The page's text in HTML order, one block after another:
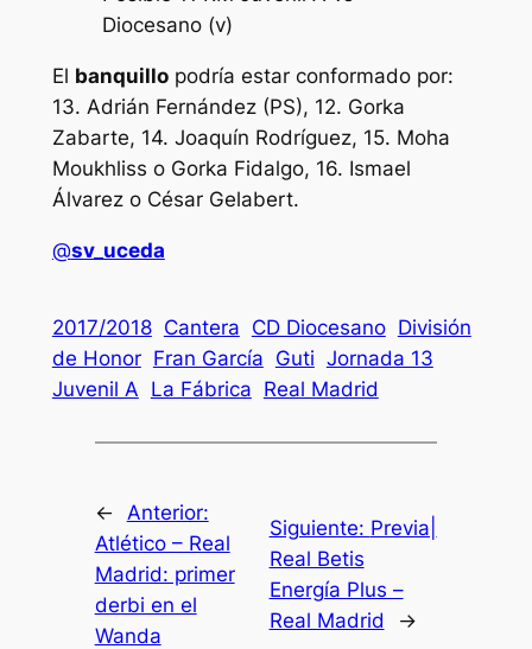
Diocesano (v)
El banquillopodría estar conformado por:
13. Adrián Fernández (PS), 12. Gorka
Zabarte, 14. Joaquín Rodríguez, 15. Moha
Moukhliss o Gorka Fidalgo, 16. Ismael
Álvarez o César Gelabert.
@sv_uceda
2017/2018 Cantera CD Diocesano División
de Honor Fran García Guti Jornada 13
Juvenil A La Fábrica Real Madrid
←
Anterior:
Atlético – Real
Madrid: primer
derbi en el
Wanda
Siguiente: Previa|
Real Betis
Energía Plus –
Real Madrid
→